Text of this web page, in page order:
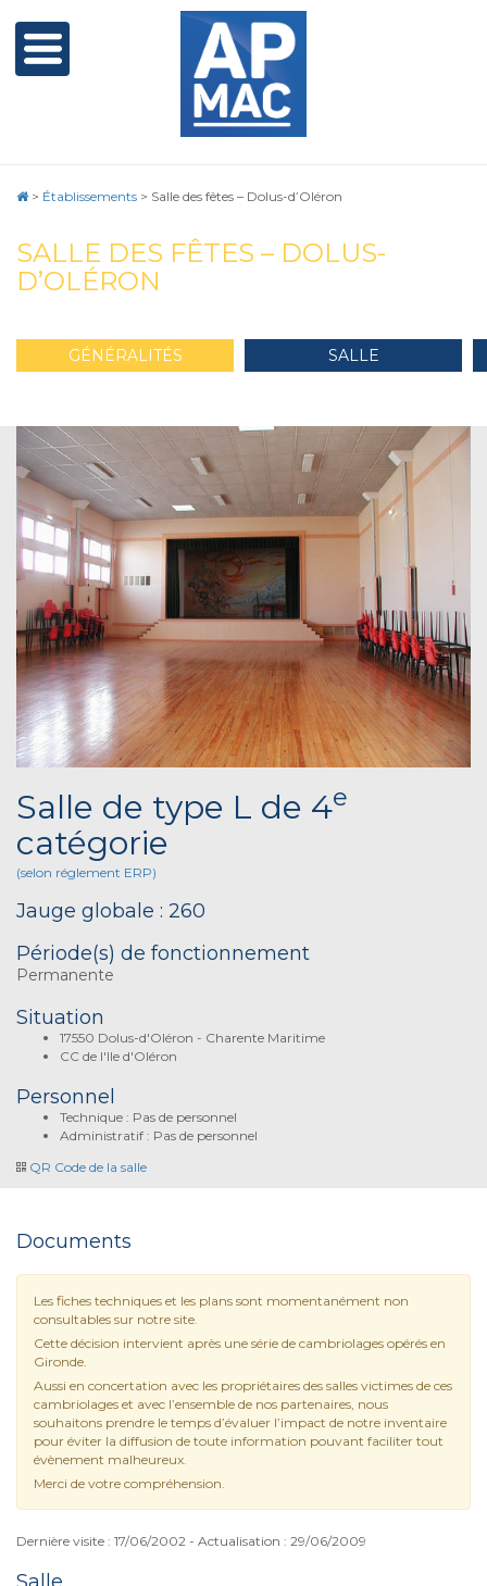
> Établissements > Salle des fêtes – Dolus-d’Oléron
SALLE DES FÊTES – DOLUS-
D’OLÉRON
GÉNÉRALITÉS SALLE
Salle de type L de 4e
catégorie
(selon réglement ERP)
Jauge globale : 260
Période(s) de fonctionnement
Permanente
Situation
17550 Dolus-d'Oléron - Charente Maritime
CC de l'Ile d'Oléron
Personnel
Technique : Pas de personnel
Administratif : Pas de personnel
QR Code de la salle
Documents
Les fiches techniques et les plans sont momentanément non
consultables sur notre site.
Cette décision intervient après une série de cambriolages opérés en
Gironde.
Aussi en concertation avec les propriétaires des salles victimes de ces
cambriolages et avec l’ensemble de nos partenaires, nous
souhaitons prendre le temps d’évaluer l’impact de notre inventaire
pour éviter la diffusion de toute information pouvant faciliter tout
évènement malheureux.
Merci de votre compréhension.
Dernière visite : 17/06/2002 - Actualisation : 29/06/2009
Salle